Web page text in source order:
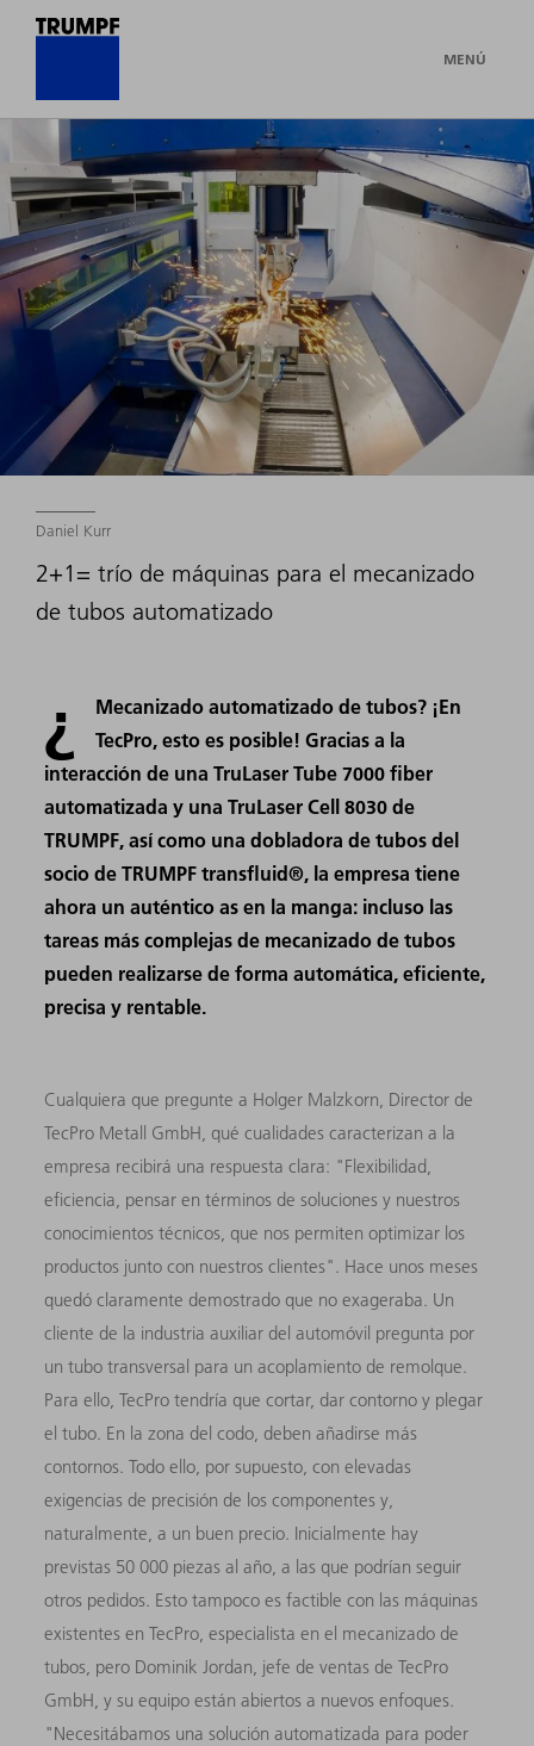
MENÚ
Daniel Kurr
2+1= trío de máquinas para el mecanizado
de tubos automatizado
¿
Mecanizado automatizado de tubos? ¡En
TecPro, esto es posible! Gracias a la
interacción de una TruLaser Tube 7000 fiber
automatizada y una TruLaser Cell 8030 de
TRUMPF, así como una dobladora de tubos del
socio de TRUMPF transfluid®, la empresa tiene
ahora un auténtico as en la manga: incluso las
tareas más complejas de mecanizado de tubos
pueden realizarse de forma automática, eficiente,
precisa y rentable.
Cualquiera que pregunte a Holger Malzkorn, Director de
TecPro Metall GmbH, qué cualidades caracterizan a la
empresa recibirá una respuesta clara: "Flexibilidad,
eficiencia, pensar en términos de soluciones y nuestros
conocimientos técnicos, que nos permiten optimizar los
productos junto con nuestros clientes". Hace unos meses
quedó claramente demostrado que no exageraba. Un
cliente de la industria auxiliar del automóvil pregunta por
un tubo transversal para un acoplamiento de remolque.
Para ello, TecPro tendría que cortar, dar contorno y plegar
el tubo. En la zona del codo, deben añadirse más
contornos. Todo ello, por supuesto, con elevadas
exigencias de precisión de los componentes y,
naturalmente, a un buen precio. Inicialmente hay
previstas 50 000 piezas al año, a las que podrían seguir
otros pedidos. Esto tampoco es factible con las máquinas
existentes en TecPro, especialista en el mecanizado de
tubos, pero Dominik Jordan, jefe de ventas de TecPro
GmbH, y su equipo están abiertos a nuevos enfoques.
"Necesitábamos una solución automatizada para poder